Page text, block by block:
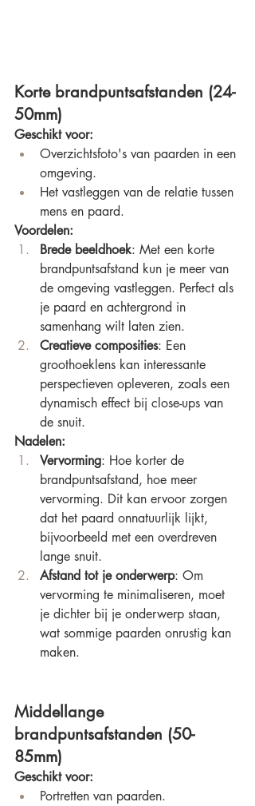
Korte brandpuntsafstanden (24-
50mm)
Geschikt voor:
Overzichtsfoto's van paarden in een
omgeving.
Het vastleggen van de relatie tussen
mens en paard.
Voordelen:
Brede beeldhoek: Met een korte
brandpuntsafstand kun je meer van
de omgeving vastleggen. Perfect als
je paard en achtergrond in
samenhang wilt laten zien.
Creatieve composities: Een
groothoeklens kan interessante
perspectieven opleveren, zoals een
dynamisch effect bij close-ups van
de snuit.
Nadelen:
Vervorming: Hoe korter de
brandpuntsafstand, hoe meer
vervorming. Dit kan ervoor zorgen
dat het paard onnatuurlijk lijkt,
bijvoorbeeld met een overdreven
lange snuit.
Afstand tot je onderwerp: Om
vervorming te minimaliseren, moet
je dichter bij je onderwerp staan,
wat sommige paarden onrustig kan
maken.
Middellange
brandpuntsafstanden (50-
85mm)
Geschikt voor:
Portretten van paarden.